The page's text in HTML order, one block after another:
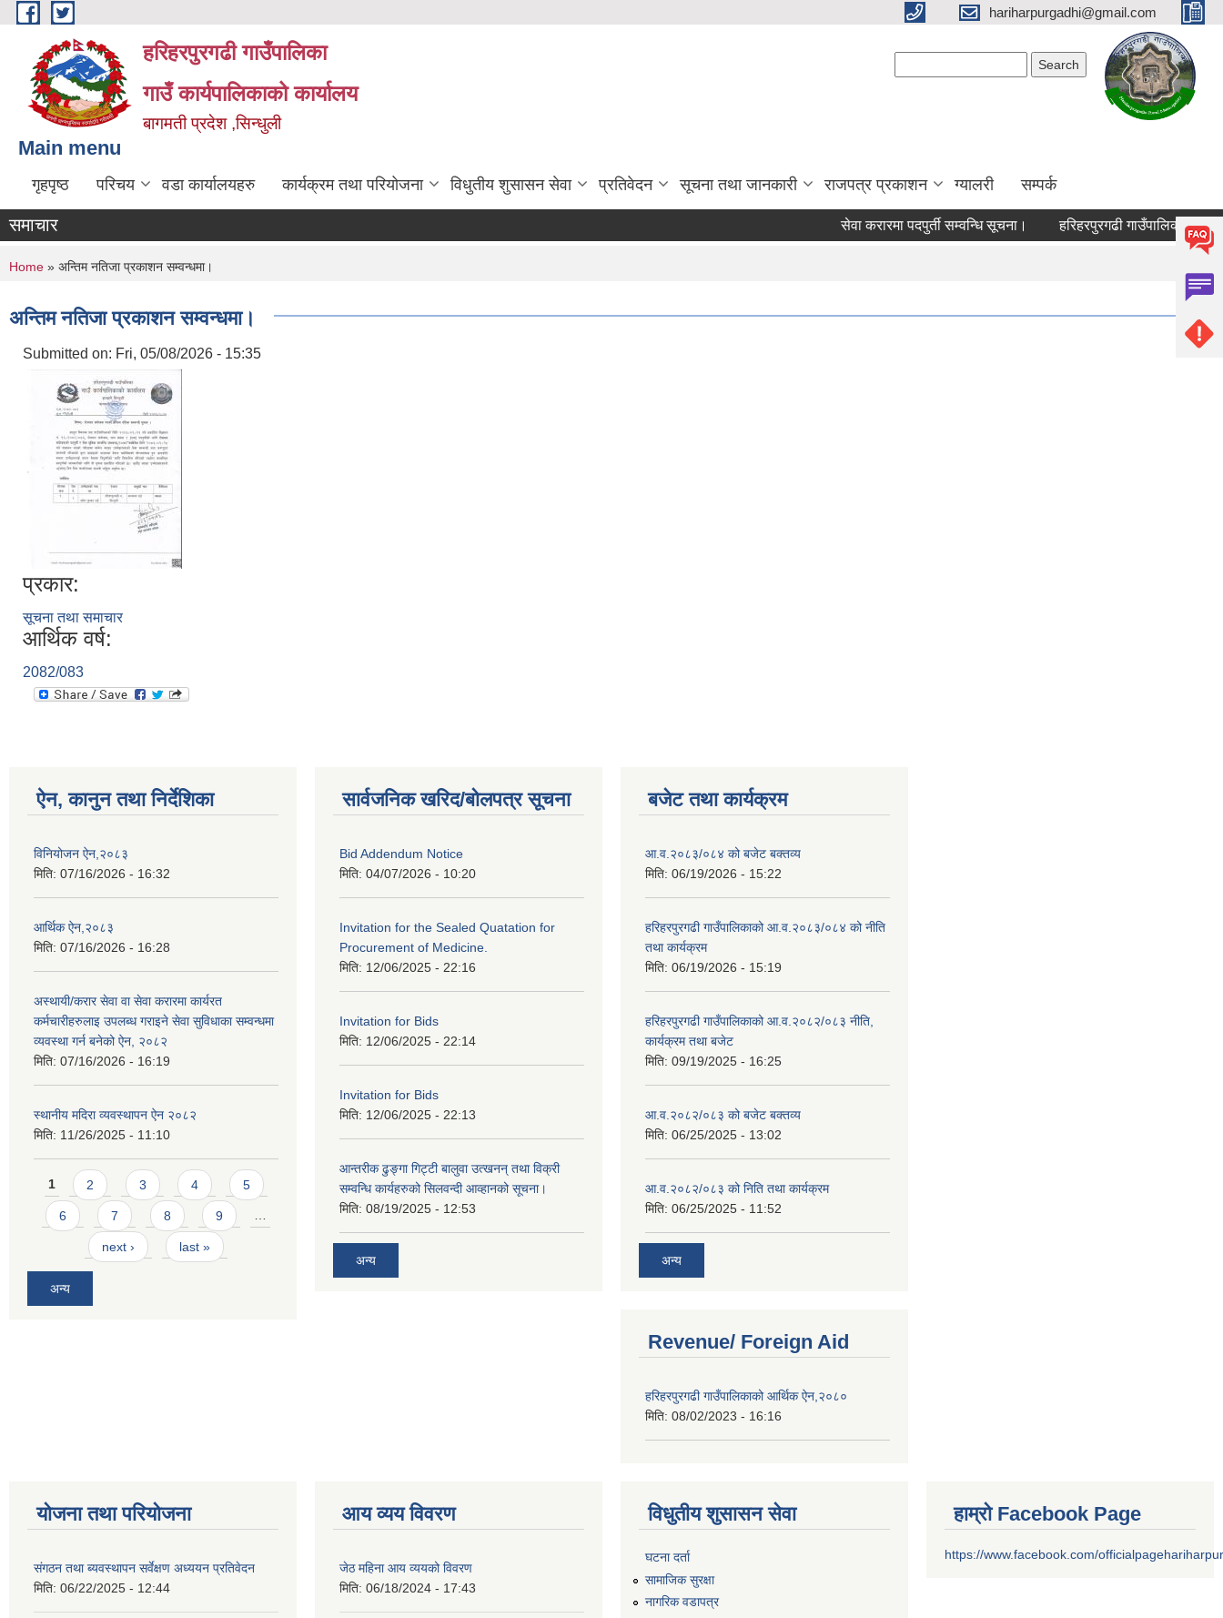
Skip to main content hariharpurgadhi@gmail.com
हरिहरपुरगढी गाउँपालिका
गाउँ कार्यपालिकाको कार्यालय
बागमती प्रदेश ,सिन्धुली
Main menu
गृहपृष्ठ परिचय वडा कार्यालयहरु कार्यक्रम तथा परियोजना विधुतीय शुसासन सेवा प्रतिवेदन सूचना तथा जानकारी राजपत्र प्रकाशन ग्यालरी सम्पर्क
समाचार सेवा करारमा पदपुर्ती सम्वन्धि सूचना। हरिहरपुरगढी गाउँपालिकामा
You are here
Home » अन्तिम नतिजा प्रकाशन सम्वन्धमा।
अन्तिम नतिजा प्रकाशन सम्वन्धमा।
Submitted on: Fri, 05/08/2026 - 15:35
प्रकार:
सूचना तथा समाचार
आर्थिक वर्ष:
2082/083
ऐन, कानुन तथा निर्देशिका
विनियोजन ऐन,२०८३
मिति: 07/16/2026 - 16:32
आर्थिक ऐन,२०८३
मिति: 07/16/2026 - 16:28
अस्थायी/करार सेवा वा सेवा करारमा कार्यरत
कर्मचारीहरुलाइ उपलब्ध गराइने सेवा सुविधाका सम्वन्धमा
व्यवस्था गर्न बनेको ऐन, २०८२
मिति: 07/16/2026 - 16:19
स्थानीय मदिरा व्यवस्थापन ऐन २०८२
मिति: 11/26/2025 - 11:10
Pages
1 2 3 4 5
6 7 8 9 …
next › last »
अन्य
सार्वजनिक खरिद/बोलपत्र सूचना
Bid Addendum Notice
मिति: 04/07/2026 - 10:20
Invitation for the Sealed Quatation for
Procurement of Medicine.
मिति: 12/06/2025 - 22:16
Invitation for Bids
मिति: 12/06/2025 - 22:14
Invitation for Bids
मिति: 12/06/2025 - 22:13
आन्तरीक ढुङ्गा गिट्टी बालुवा उत्खनन् तथा विक्री
सम्वन्धि कार्यहरुको सिलवन्दी आव्हानको सूचना।
मिति: 08/19/2025 - 12:53
अन्य
बजेट तथा कार्यक्रम
आ.व.२०८३/०८४ को बजेट बक्तव्य
मिति: 06/19/2026 - 15:22
हरिहरपुरगढी गाउँपालिकाको आ.व.२०८३/०८४ को नीति
तथा कार्यक्रम
मिति: 06/19/2026 - 15:19
हरिहरपुरगढी गाउँपालिकाको आ.व.२०८२/०८३ नीति,
कार्यक्रम तथा बजेट
मिति: 09/19/2025 - 16:25
आ.व.२०८२/०८३ को बजेट बक्तव्य
मिति: 06/25/2025 - 13:02
आ.व.२०८२/०८३ को निति तथा कार्यक्रम
मिति: 06/25/2025 - 11:52
अन्य
Revenue/ Foreign Aid
हरिहरपुरगढी गाउँपालिकाको आर्थिक ऐन,२०८०
मिति: 08/02/2023 - 16:16
योजना तथा परियोजना
संगठन तथा ब्यवस्थापन सर्वेक्षण अध्ययन प्रतिवेदन
मिति: 06/22/2025 - 12:44
आय व्यय विवरण
जेठ महिना आय व्ययको विवरण
मिति: 06/18/2024 - 17:43
विधुतीय शुसासन सेवा
घटना दर्ता
सामाजिक सुरक्षा
नागरिक वडापत्र
हाम्रो Facebook Page
https://www.facebook.com/